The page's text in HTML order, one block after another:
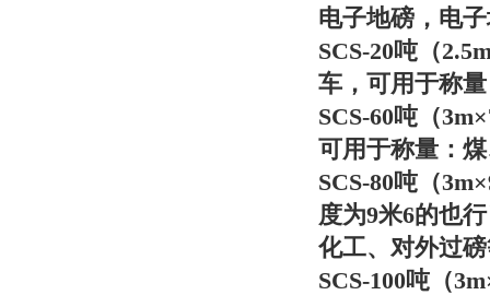
电子地磅，电
SCS-20吨（
车，可用于称
SCS-60吨（
可用于称量：
SCS-80吨（
度为9米6的也
化工、对外过
SCS-100吨（